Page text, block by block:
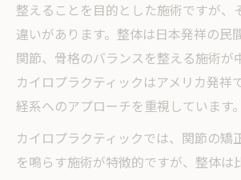
整えることを目的とした施術ですが、
違いがあります。整体は日本発祥の民
関節、骨格のバランスを整える施術が
カイロプラクティックはアメリカ発祥
経系へのアプローチを重視しています。
カイロプラクティックでは、関節の矯
を鳴らす施術が特徴的ですが、整体は